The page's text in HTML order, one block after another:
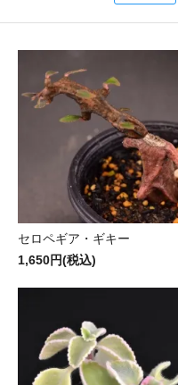
セロペギア・ギキー
1,650円(税込)